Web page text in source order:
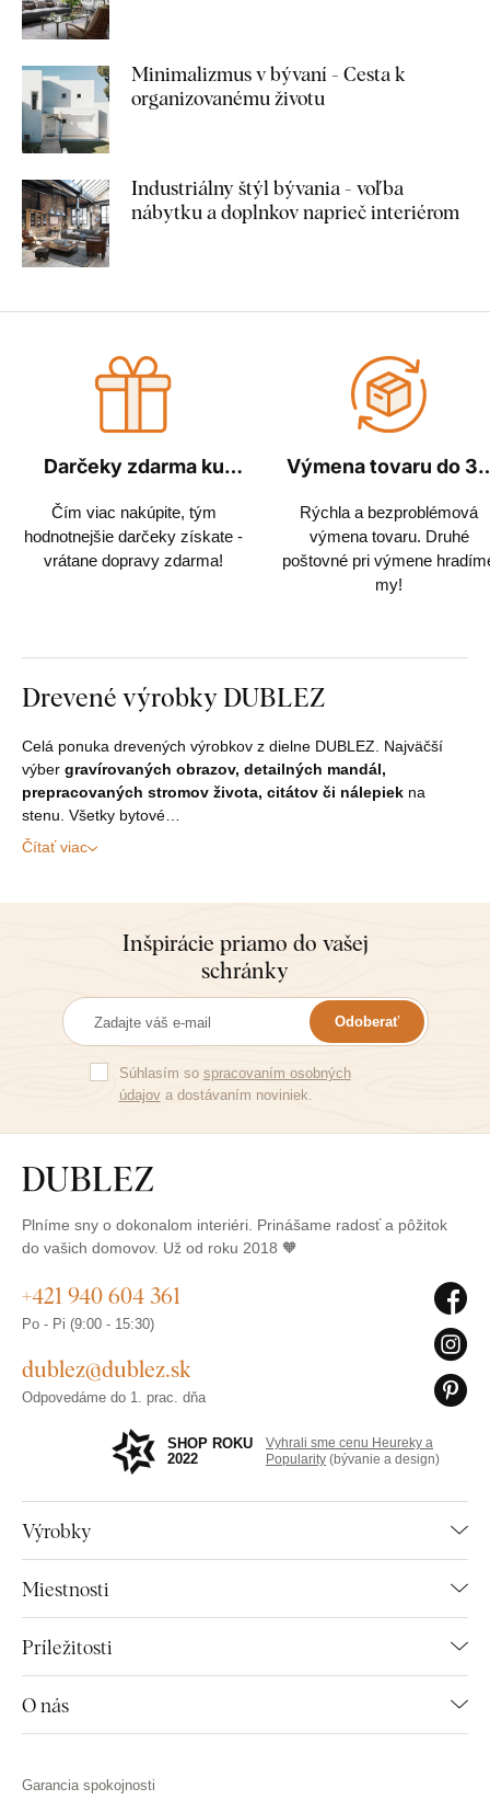
Minimalizmus v bývaní - Cesta k
organizovanému životu
Industriálny štýl bývania - voľba
nábytku a doplnkov naprieč interiérom
Darčeky zdarma ku
Čím viac nakúpite, tým
hodnotnejšie darčeky získate -
vrátane dopravy zdarma!
Výmena tovaru do
Rýchla a bezproblémová
výmena tovaru. Druhé
poštovné pri výmene
my!
Drevené výrobky DUBLEZ
Celá ponuka drevených výrobkov z dielne DUBLEZ. Najväčší
výber gravírovaných obrazov, detailných mandál,
prepracovaných stromov života, citátov či nálepiek na
stenu. Všetky bytové…
Čítať viac
Inšpirácie priamo do vašej
schránky
Odoberať
Súhlasím so spracovaním osobných
údajova dostávaním noviniek.
Plníme sny o dokonalom interiéri. Prinášame radosť a pôžitok
do vašich domovov. Už od roku 2018 🧡
Výrobky
Miestnosti
Príležitosti
O nás
+421 940 604 361
Po - Pi (9:00 - 15:30)
dublez@dublez.sk
Odpovedáme do 1. prac. dňa
SHOP ROKU
2022
Vyhrali sme cenu Heureky a
Popularity (bývanie a design)
Garancia spokojnosti